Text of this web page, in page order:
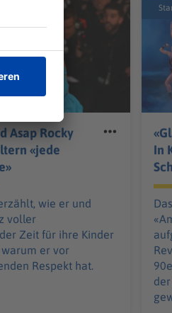
Asap Rocky
«jede
wie er und
voller
Zeit für ihre Kinder
er vor
Respekt hat.
In